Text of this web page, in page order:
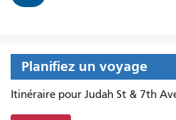
Planifiez un voyage
Itinéraire pour Judah St & 7th